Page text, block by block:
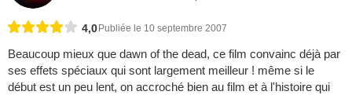
4,0Publiée le 10 septembre 2007
Beaucoup mieux que dawn of the dead, ce film convainc déjà par
ses effets spéciaux qui sont largement meilleur ! même si le
début est un peu lent, on accroché bien au film et à l'histoire qui